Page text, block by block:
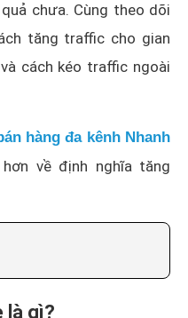
chưa. Cùng theo dõi
tăng traffic cho gian
cách kéo traffic ngoài
hàng đa kênh Nhanh
về định nghĩa tăng
là gì?